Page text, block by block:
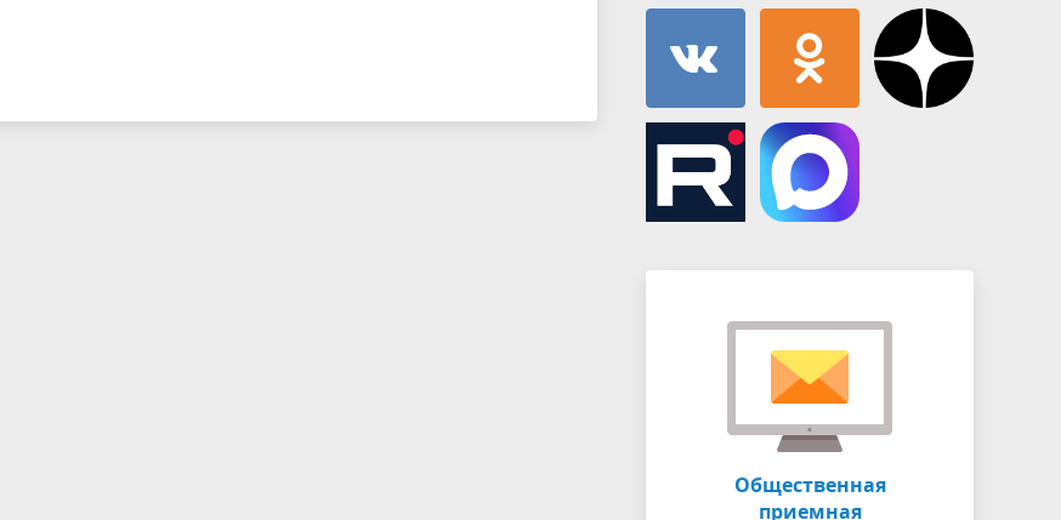
Общественная
приемная